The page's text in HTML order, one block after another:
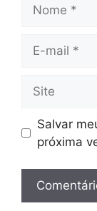
mail
Salvar
próxima